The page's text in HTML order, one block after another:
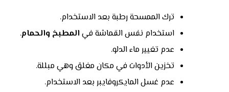
ترك الممسحة رطبة بعد الاستخدام.
استخدام نفس القماشة في المطبخ والحمام.
عدم تغيير ماء الدلو.
تخزين الأدوات في مكان مغلق وهي مبللة.
عدم غسل المايكروفايبر بعد الاستخدام.